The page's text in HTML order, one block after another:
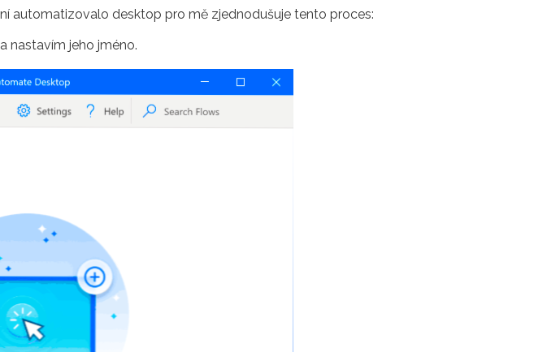
automatizovalo desktop pro mě zjednodušuje tento proces:
nastavím jeho jméno.